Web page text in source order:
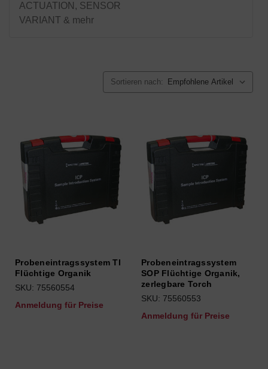
ACTUATION, SENSOR
VARIANT & mehr
Sortieren nach:
Probeneintragssystem TI
Flüchtige Organik
SKU: 75560554
Anmeldung für Preise
Probeneintragssystem
SOP Flüchtige Organik,
zerlegbare Torch
SKU: 75560553
Anmeldung für Preise